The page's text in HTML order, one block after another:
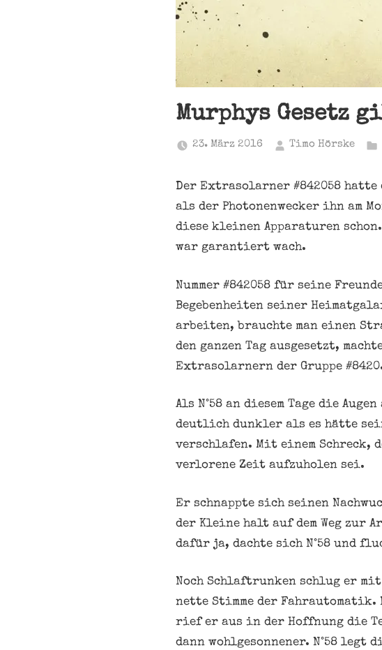
Murphys Gesetz
23. März 2016 Timo Hörske
Der Extrasolarner #842058
als der Photonenwecker ihn am
diese kleinen Apparaturen
war garantiert wach.
Nummer #842058 für seine
Begebenheiten seiner
arbeiten, brauchte man einen
den ganzen Tag ausgesetzt,
Extrasolarnern der Gruppe
Als N°58 an diesem Tage die
deutlich dunkler als es hätte
verschlafen. Mit einem Schreck,
verlorene Zeit aufzuholen sei.
Er schnappte sich seinen
der Kleine halt auf dem Weg zur
dafür ja, dachte sich N°58 und
Noch Schlaftrunken schlug er
nette Stimme der
rief er aus in der Hoffnung die
dann wohlgesonnener. N°58 legt